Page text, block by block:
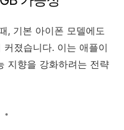
, 기본 아이폰 모델에도
졌습니다. 이는 애플이
지향을 강화하려는 전략